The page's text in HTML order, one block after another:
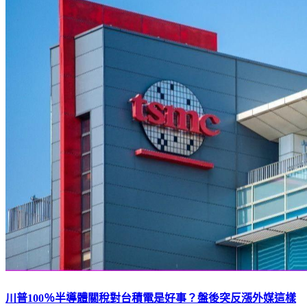
川普100％半導體關稅對台積電是好事？盤後突反漲外媒這樣